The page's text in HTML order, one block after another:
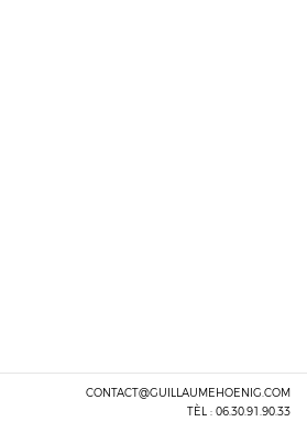
CONTACT@GUILLAUMEHOENIG.COM
TÈL : 06.30.91.90.33